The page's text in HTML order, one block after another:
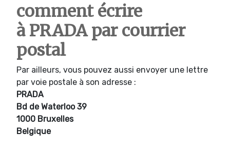
comment écrire
à PRADA par courrier
postal
Par ailleurs, vous pouvez aussi envoyer une lettre
par voie postale à son adresse :
PRADA
Bd de Waterloo 39
1000 Bruxelles
Belgique